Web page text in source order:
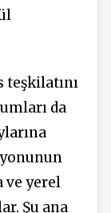
teşkilatını
da
ve yerel
Şu ana